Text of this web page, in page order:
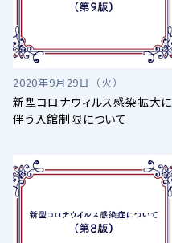
2020年9月29日（火）
新型コロナウィルス感染拡大に
伴う入館制限について